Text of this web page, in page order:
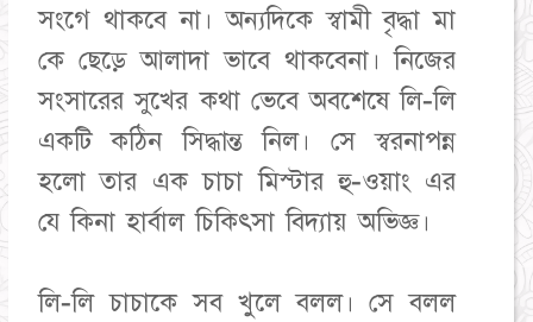
সংগে থাকবে না। অন্যদিকে স্বামী বৃদ্ধা মা
কে ছেড়ে আলাদা ভাবে থাকবেনা। নিজের
সংসারের সুখের কথা ভেবে অবশেষে লি-লি
একটি কঠিন সিদ্ধান্ত নিল। সে স্বরনাপন্ন
হলো তার এক চাচা মিস্টার হু-ওয়াং এর
যে কিনা হার্বাল চিকিৎসা বিদ্যায় অভিজ্ঞ।
লি-লি চাচাকে সব খুলে বলল। সে বলল